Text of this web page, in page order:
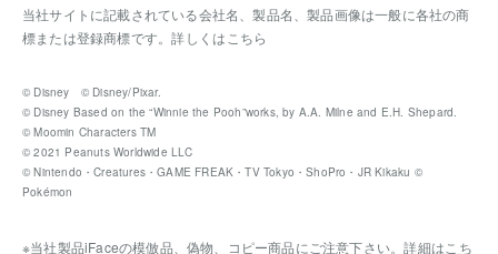
当社サイトに記載されている会社名、製品名、製品画像は一般に各社の商
標または登録商標です。詳しくはこちら
© Disney © Disney/Pixar.
© Disney Based on the “Winnie the Pooh”works, by A.A. Milne and E.H. Shepard.
© Moomin Characters TM
© 2021 Peanuts Worldwide LLC
© Nintendo・Creatures・GAME FREAK・TV Tokyo・ShoPro・JR Kikaku ©
Pokémon
※当社製品iFaceの模倣品、偽物、コピー商品にご注意下さい。詳細はこち